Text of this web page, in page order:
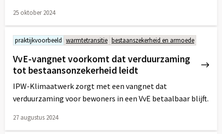
25 oktober 2024
meer
over
praktijkvoorbeeld warmtetransitie bestaanszekerheid en armoede
VvE-vangnet voorkomt dat verduurzaming
tot bestaansonzekerheid leidt
IPW-Klimaatwerk zorgt met een vangnet dat
verduurzaming voor bewoners in een VvE betaalbaar blijft.
27 augustus 2024